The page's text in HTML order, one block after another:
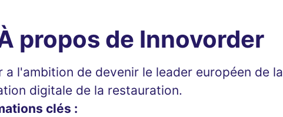
propos de Innovorder
a l'ambition de devenir le leader européen de la
digitale de la restauration.
clés :